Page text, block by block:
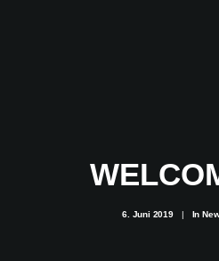
6. Juni 2019 | In